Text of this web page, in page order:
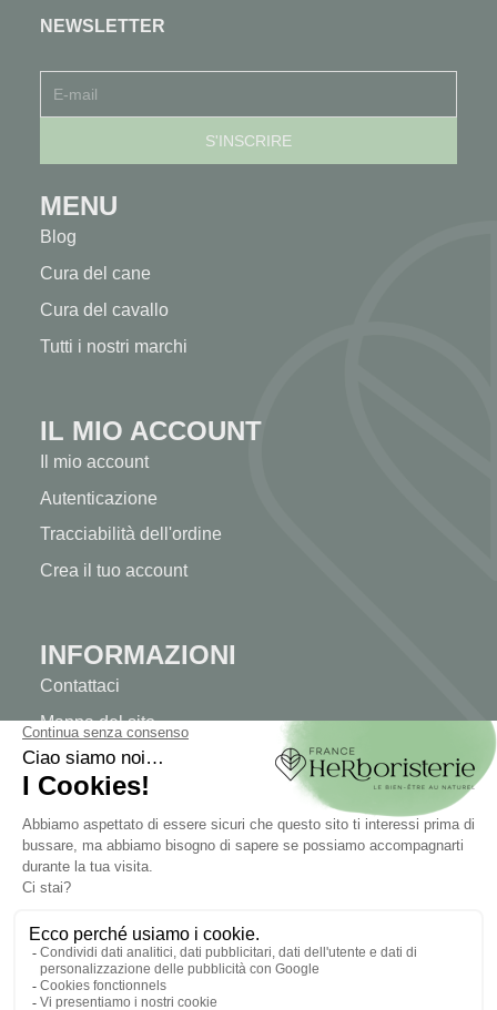
NEWSLETTER
MENU
Blog
Cura del cane
Cura del cavallo
Tutti i nostri marchi
IL MIO ACCOUNT
Il mio account
Autenticazione
Tracciabilità dell'ordine
Crea il tuo account
INFORMAZIONI
Contattaci
Mappa del sito
La nostra erboristeria
Consegna
Pagamento sicuro
Informazioni legali
Termini e condizioni di vendita